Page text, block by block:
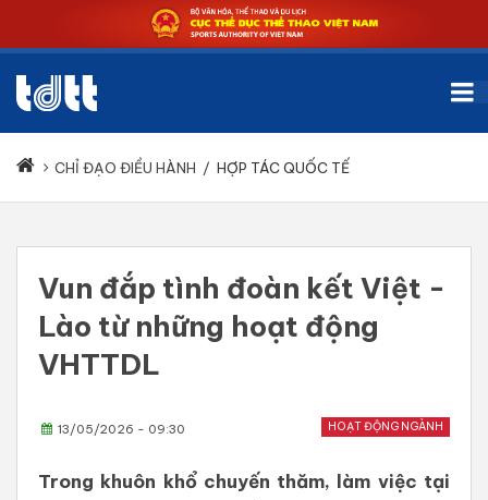
CHỈ ĐẠO ĐIỀU HÀNH / HỢP TÁC QUỐC TẾ
Vun đắp tình đoàn kết Việt -
Lào từ những hoạt động
VHTTDL
HOẠT ĐỘNG NGÀNH
13/05/2026 - 09:30
Trong khuôn khổ chuyến thăm, làm việc tại